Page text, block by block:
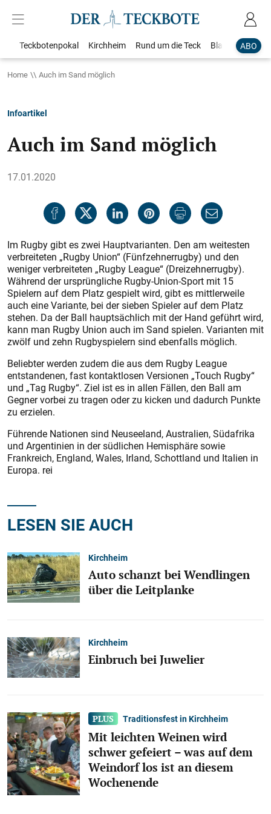
ABO
Teckbotenpokal Kirchheim Rund um die Teck Blaulicht
Home Auch im Sand möglich
Infoartikel
Auch im Sand möglich
17.01.2020
Im Rugby gibt es zwei Hauptvarianten. Den am weitesten
verbreiteten „Rugby Union“ (Fünfzehnerrugby) und den
weniger verbreiteten „Rugby League“ (Dreizehnerrugby).
Während der ursprüngliche Rugby-Union-Sport mit 15
Spielern auf dem Platz gespielt wird, gibt es mittlerweile
auch eine Variante, bei der sieben Spieler auf dem Platz
stehen. Da der Ball hauptsächlich mit der Hand geführt wird,
kann man Rugby Union auch im Sand spielen. Varianten mit
zwölf und zehn Rugbyspielern sind ebenfalls möglich.
Beliebter werden zudem die aus dem Rugby League
entstandenen, fast kontaktlosen Versionen „Touch Rugby“
und „Tag Rugby“. Ziel ist es in allen Fällen, den Ball am
Gegner vorbei zu tragen oder zu kicken und dadurch Punkte
zu erzielen.
Führende Nationen sind Neuseeland, Australien, Südafrika
und Argentinien in der südlichen Hemisphäre sowie
Frankreich, England, Wales, Irland, Schottland und Italien in
Europa. rei
LESEN SIE AUCH
Kirchheim
Auto schanzt bei Wendlingen
über die Leitplanke
Kirchheim
Einbruch bei Juwelier
Traditionsfest in Kirchheim
Mit leichten Weinen wird
schwer gefeiert – was auf dem
Weindorf los ist an diesem
Wochenende